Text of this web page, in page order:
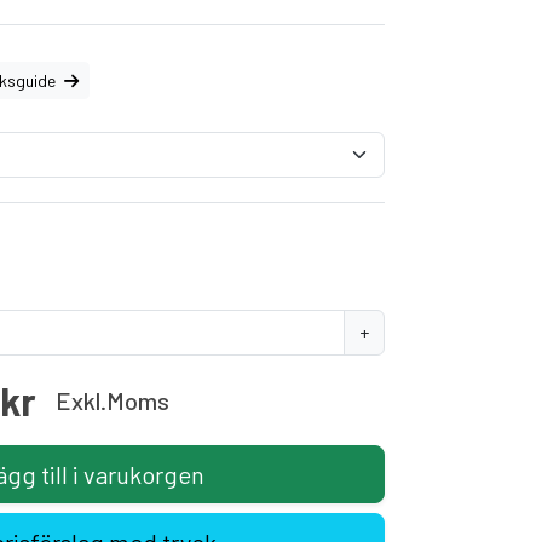
+
Exkl.moms
till i varukorgen